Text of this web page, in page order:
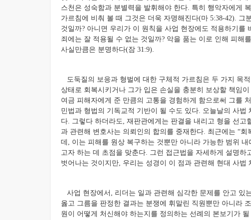
스천은 성숙함과 분별력을 발휘해야 한다. 특히 행악자에게
가르침에 비춰 볼 때 그것은 더욱 자명해진다(마 5:38-42). 그
것일까? 아니면 우리가 이 원칙을 사업 현장에도 적용하기를
죄에는 잘 적용될 수 없는 것일까? 악을 품는 이로 인해 피해
사실만큼은 분명하다(잠 31:9).
도둑질의 보응과 형벌에 대한 구체적 가르침은 두 가지 목
상태로 회복시키거나 그가 입은 손실을 충분히 보상할 책임
여금 피해자에게 준 만큼의 고통을 경험하게 함으로써 그를
민법과 형법의 기독교적 기반이 될 수도 있다. 오늘날의 사
다. 그렇다 하더라도, 재판관에게는 판결을 내리고 형을 선
과 관련해 변호사는 의뢰인의 합의를 중재한다. 최근에는 “회
데, 이는 피해를 원상 복구하는 것뿐만 아니라 가능한 범위
고자 하는 데 초점을 맞춘다. 그런 접근법을 자세하게 설명
벗어나는 것이지만, 우리는 성경이 이 점과 관련해 현대 사
사업 현장에서, 리더는 일과 관련해 심각한 문제를 안고 있
옳고 그름을 판정한 결과는 분쟁에 휘말린 직원뿐만 아니라
원이 어떻게 처신해야 하는지를 정의하는 선례의 본보기가